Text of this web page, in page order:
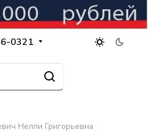
0321
Нелли Григорьевна